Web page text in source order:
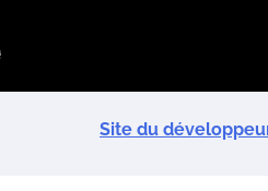
Site du